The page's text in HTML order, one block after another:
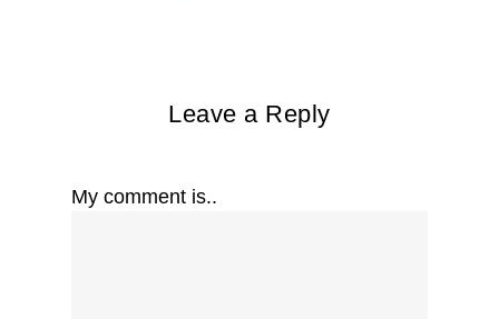
Leave a Reply
My comment is..